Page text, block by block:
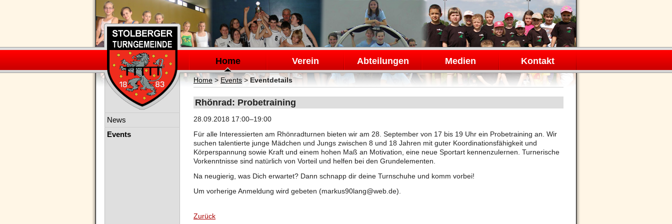
Navigation
überspringen
Home Verein Abteilungen Medien Kontakt
Home> Events> Eventdetails
Rhönrad: Probetraining
28.09.2018 17:00–19:00
Für alle Interessierten am Rhönradturnen bieten wir am 28. September von 17 bis 19 Uhr ein Probetraining an. Wir
suchen talentierte junge Mädchen und Jungs zwischen 8 und 18 Jahren mit guter Koordinationsfähigkeit und
Körperspannung sowie Kraft und einem hohen Maß an Motivation, eine neue Sportart kennenzulernen. Turnerische
Vorkenntnisse sind natürlich von Vorteil und helfen bei den Grundelementen.
Na neugierig, was Dich erwartet? Dann schnapp dir deine Turnschuhe und komm vorbei!
Um vorherige Anmeldung wird gebeten (markus90lang@web.de).
Zurück
Navigation
News
Events